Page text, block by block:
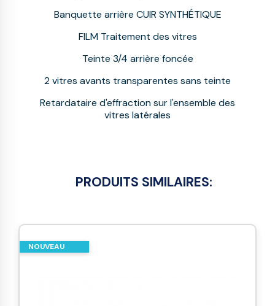
Banquette arrière CUIR SYNTHÉTIQUE
FILM Traitement des vitres
Teinte 3/4 arrière foncée
2 vitres avants transparentes sans teinte
Retardataire d'effraction sur l'ensemble des
vitres latérales
PRODUITS SIMILAIRES:
NOUVEAU